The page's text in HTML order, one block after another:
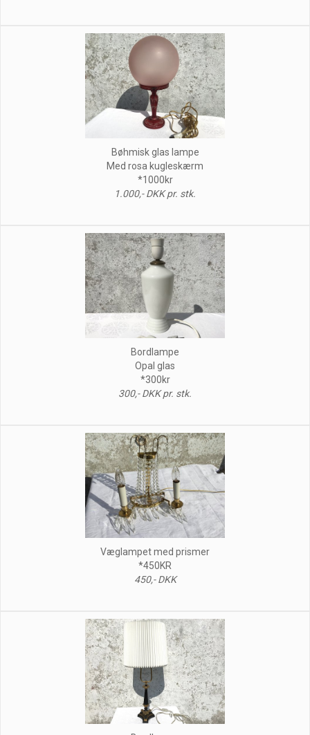
Bøhmisk glas lampe
Med rosa kugleskærm
*1000kr
1.000,- DKK pr. stk.
Bordlampe
Opal glas
*300kr
300,- DKK pr. stk.
Væglampet med prismer
*450KR
450,- DKK